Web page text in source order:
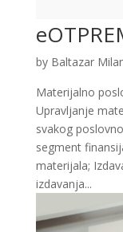
by Baltazar
Materijalno
Upravljanje
svakog
segment
materijala;
izdavanja...